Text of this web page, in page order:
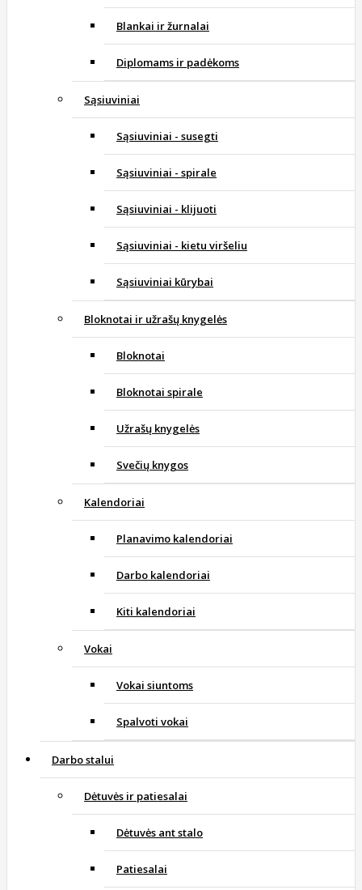
Blankai ir žurnalai
Diplomams ir padėkoms
Sąsiuviniai
Sąsiuviniai - susegti
Sąsiuviniai - spirale
Sąsiuviniai - klijuoti
Sąsiuviniai - kietu viršeliu
Sąsiuviniai kūrybai
Bloknotai ir užrašų knygelės
Bloknotai
Bloknotai spirale
Užrašų knygelės
Svečių knygos
Kalendoriai
Planavimo kalendoriai
Darbo kalendoriai
Kiti kalendoriai
Vokai
Vokai siuntoms
Spalvoti vokai
Darbo stalui
Dėtuvės ir patiesalai
Dėtuvės ant stalo
Patiesalai